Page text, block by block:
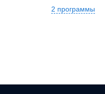
2 программы